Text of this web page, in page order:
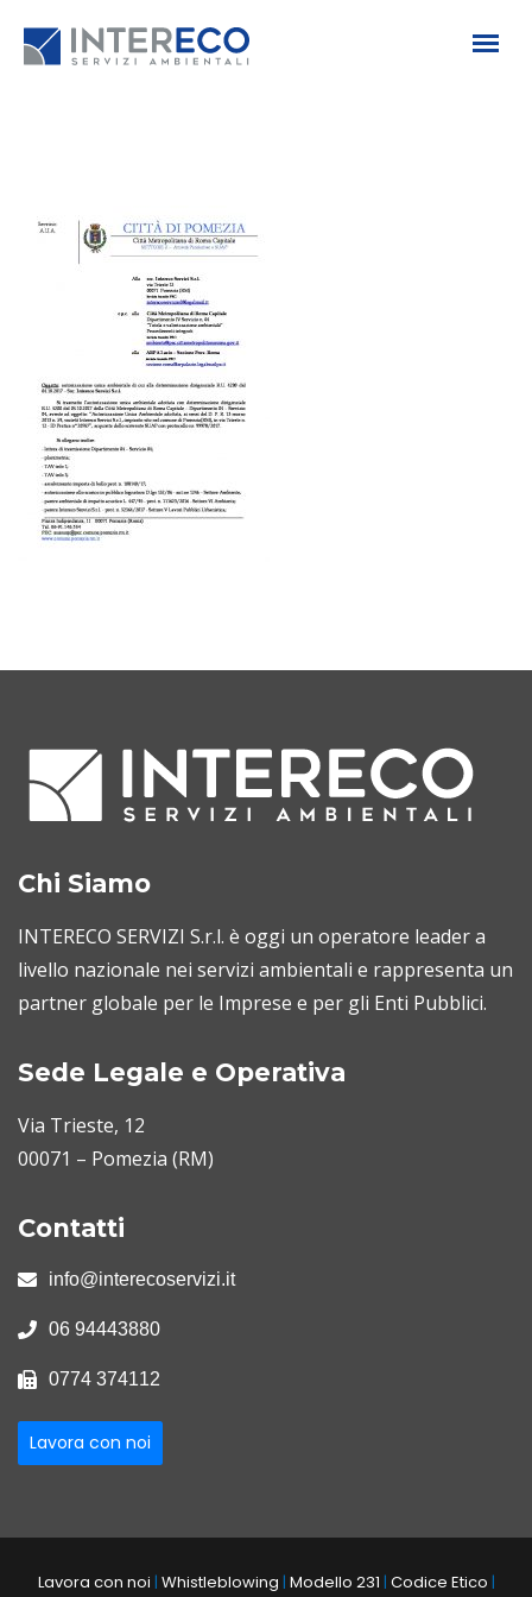
Chi Siamo
INTERECO SERVIZI S.r.l. è oggi un operatore leader a
livello nazionale nei servizi ambientali e rappresenta un
partner globale per le Imprese e per gli Enti Pubblici.
Sede Legale e Operativa
Via Trieste, 12
00071 – Pomezia (RM)
Contatti
info@interecoservizi.it
06 94443880
0774 374112
Lavora con noi
Lavora con noi | Whistleblowing | Modello 231 | Codice Etico |